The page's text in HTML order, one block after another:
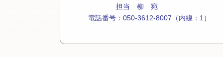
担当 柳 宛
電話番号：050-3612-8007（内線：1）